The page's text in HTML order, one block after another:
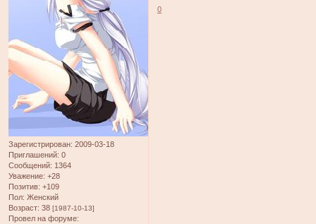
Зарегистрирован: 2009-03-18
Приглашений: 0
Сообщений: 1364
Уважение: +28
Позитив: +109
Пол: Женский
Возраст: 38 [1987-10-13]
Провел на форуме:
0